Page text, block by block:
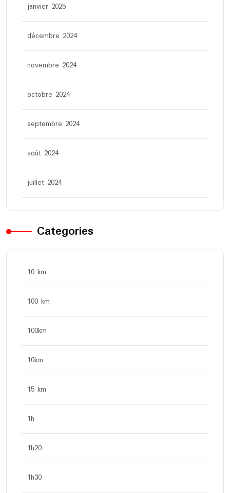
janvier 2025
décembre 2024
novembre 2024
octobre 2024
septembre 2024
août 2024
juillet 2024
Categories
10 km
100 km
100km
10km
15 km
1h
1h20
1h30